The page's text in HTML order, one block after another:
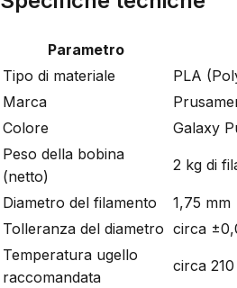
Parametro
Tipo di materiale
PLA
Marca
Colore
Galaxy
Peso della bobina
(netto)
2 kg di
Diametro del filamento
1,75 mm
Tolleranza del diametro circa
Temperatura ugello
raccomandata
circa